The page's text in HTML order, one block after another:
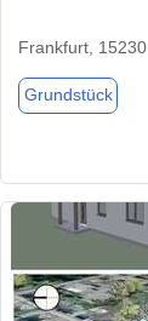
Frankfurt, 15230
Grundstück